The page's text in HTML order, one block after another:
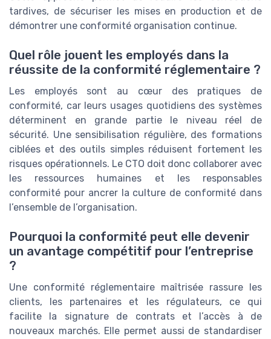
tardives, de sécuriser les mises en production et de
démontrer une conformité organisation continue.
Quel rôle jouent les employés dans la
réussite de la conformité réglementaire ?
Les employés sont au cœur des pratiques de
conformité, car leurs usages quotidiens des systèmes
déterminent en grande partie le niveau réel de
sécurité. Une sensibilisation régulière, des formations
ciblées et des outils simples réduisent fortement les
risques opérationnels. Le CTO doit donc collaborer avec
les ressources humaines et les responsables
conformité pour ancrer la culture de conformité dans
l’ensemble de l’organisation.
Pourquoi la conformité peut elle devenir
un avantage compétitif pour l’entreprise
?
Une conformité réglementaire maîtrisée rassure les
clients, les partenaires et les régulateurs, ce qui
facilite la signature de contrats et l’accès à de
nouveaux marchés. Elle permet aussi de standardiser